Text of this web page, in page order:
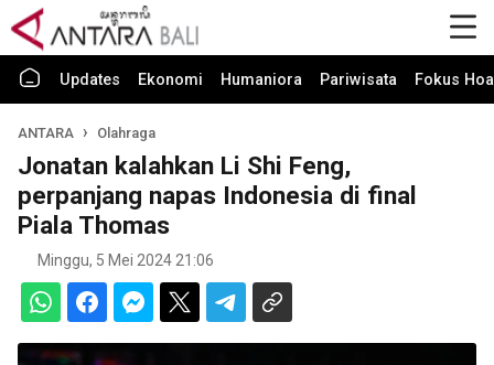
Updates Ekonomi Humaniora Pariwisata Fokus
ANTARA Olahraga
Jonatan kalahkan Li Shi Feng,
perpanjang napas Indonesia di final
Piala Thomas
Minggu, 5 Mei 2024 21:06